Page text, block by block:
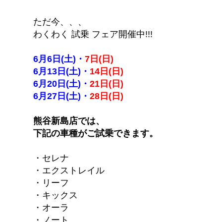
ただ今、、、
わくわく 試乗 フェア開催中!!!
6月6日(土)・ 7日(日)
6月13日(土)・ 14日(日)
6月20日(土)・ 21日(日)
6月27日(土)・ 28日(日)
熊谷新島店では、
下記の車種がご試乗できます。
・セレナ
・エクストレイル
・リーフ
・キックス
・オーラ
・ノート